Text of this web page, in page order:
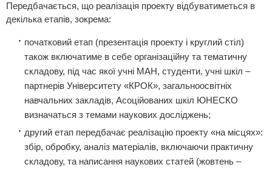
Передбачається, що реалізація проекту відбуватиметься в
декілька етапів, зокрема:
початковий етап (презентація проекту і круглий стіл)
також включатиме в себе організаційну та тематичну
складову, під час якої учні МАН, студенти, учні шкіл –
партнерів Університету «КРОК», загальноосвітніх
навчальних закладів, Асоційованих шкіл ЮНЕСКО
визначаться з темами наукових досліджень;
другий етап передбачає реалізацію проекту «на місцях»:
збір, обробку, аналіз матеріалів, включаючи практичну
складову, та написання наукових статей (жовтень –